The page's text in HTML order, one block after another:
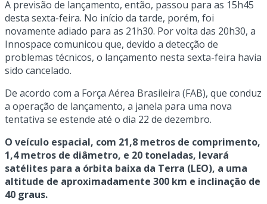
A previsão de lançamento, então, passou para as 15h45
desta sexta-feira. No início da tarde, porém, foi
novamente adiado para as 21h30. Por volta das 20h30, a
Innospace comunicou que, devido a detecção de
problemas técnicos, o lançamento nesta sexta-feira havia
sido cancelado.
De acordo com a Força Aérea Brasileira (FAB), que conduz
a operação de lançamento, a janela para uma nova
tentativa se estende até o dia 22 de dezembro.
O veículo espacial, com 21,8 metros de comprimento,
1,4 metros de diâmetro, e 20 toneladas, levará
satélites para a órbita baixa da Terra (LEO), a uma
altitude de aproximadamente 300 km e inclinação de
40 graus.